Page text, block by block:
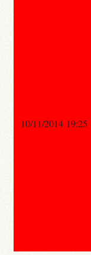
10/11/2014 19:25